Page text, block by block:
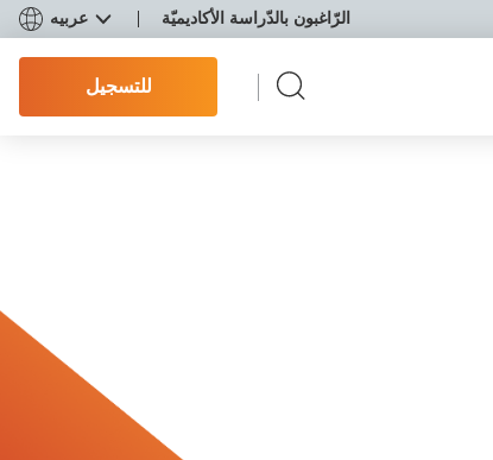
الرّاغبون بالدّراسة الأكاديميّة عربيه
للتسجيل